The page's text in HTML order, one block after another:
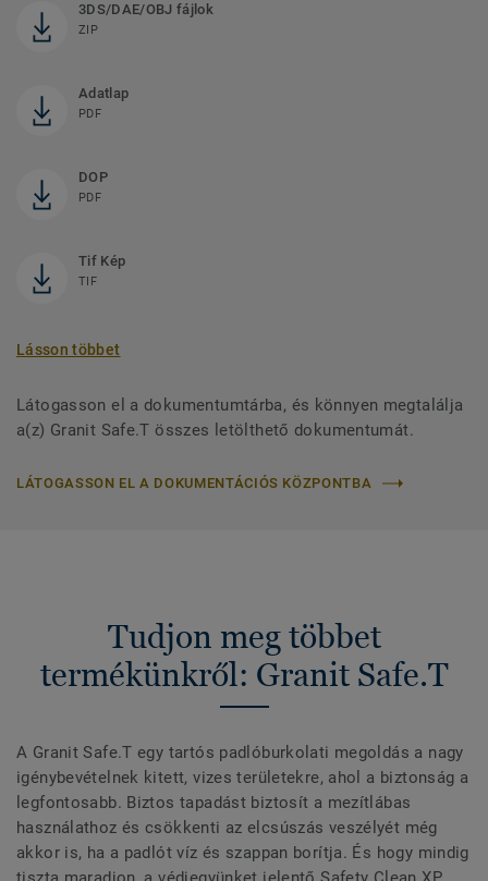
3DS/DAE/OBJ fájlok
ZIP
Adatlap
PDF
DOP
PDF
Tif Kép
TIF
Lásson többet
Látogasson el a dokumentumtárba, és könnyen megtalálja
a(z) Granit Safe.T összes letölthető dokumentumát.
LÁTOGASSON EL A DOKUMENTÁCIÓS KÖZPONTBA
Tudjon meg többet
termékünkről: Granit Safe.T
A Granit Safe.T egy tartós padlóburkolati megoldás a nagy
igénybevételnek kitett, vizes területekre, ahol a biztonság a
legfontosabb. Biztos tapadást biztosít a mezítlábas
használathoz és csökkenti az elcsúszás veszélyét még
akkor is, ha a padlót víz és szappan borítja. És hogy mindig